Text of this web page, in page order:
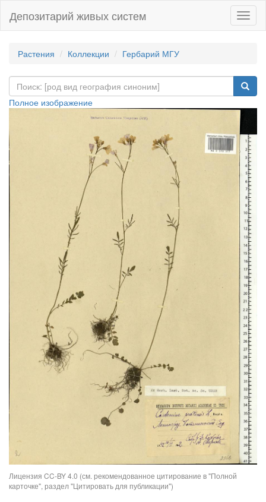
Депозитарий живых систем
Растения Коллекции Гербарий МГУ
Полное изображение
Лицензия CC-BY 4.0 (см. рекомендованное цитирование в "Полной
карточке", раздел "Цитировать для публикации")